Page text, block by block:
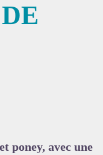
poney, avec une